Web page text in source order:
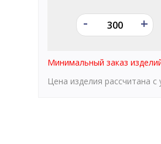
- +
Минимальный заказ
Цена изделия рассчитана